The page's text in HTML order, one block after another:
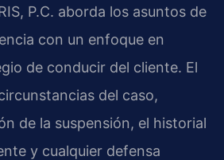
P.C. aborda los asuntos de
con un enfoque en
de conducir del cliente. El
del caso,
de la suspensión, el historial
y cualquier defensa